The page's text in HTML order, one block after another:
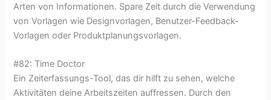
Arten von Informationen. Spare Zeit durch die Verwendung
von Vorlagen wie Designvorlagen, Benutzer-Feedback-
Vorlagen oder Produktplanungsvorlagen.
#82: Time Doctor
Ein Zeiterfassungs-Tool, das dir hilft zu sehen, welche
Aktivitäten deine Arbeitszeiten auffressen. Durch den